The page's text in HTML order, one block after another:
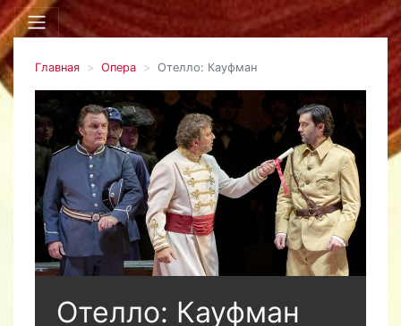
Главная Опера Отелло: Кауфман
Отелло: Кауфман